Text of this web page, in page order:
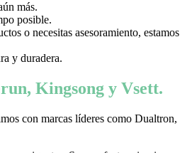
más.
posible.
o necesitas asesoramiento, estamos
y duradera.
Kingsong y Vsett.
con marcas líderes como Dualtron,